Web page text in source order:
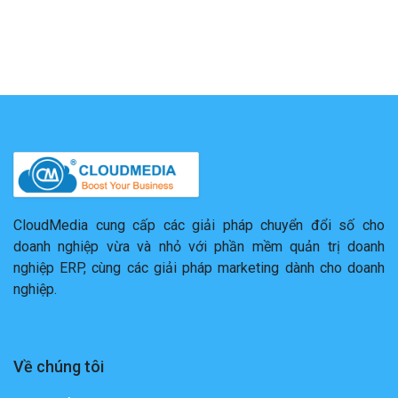
CloudMedia cung cấp các giải pháp chuyển đổi số cho
doanh nghiệp vừa và nhỏ với phần mềm quản trị doanh
nghiệp ERP, cùng các giải pháp marketing dành cho doanh
nghiệp.
Về chúng tôi